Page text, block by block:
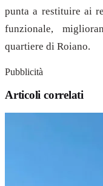
punta a restituire ai
funzionale,
quartiere di Roiano.
Pubblicità
Articoli correlati